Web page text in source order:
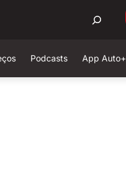
Podcasts App Auto+